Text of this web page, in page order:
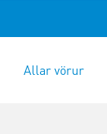
Allar vörur